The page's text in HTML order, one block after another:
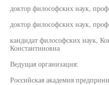
доктор философских наук,
доктор философских наук,
кандидат философских наук,
Константиновна
Ведущая организация:
Российская академия